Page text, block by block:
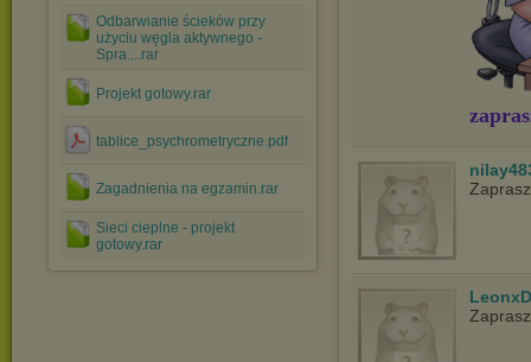
Odbarwianie ścieków przy
użyciu węgla aktywnego -
Spra....rar
Projekt gotowy.rar
tablice_psychrometryczne.pdf
Zagadnienia na egzamin.rar
Sieci cieplne - projekt
gotowy.rar